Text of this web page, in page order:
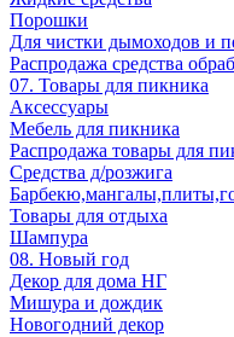
Порошки
Для чистки дымоходов и
Распродажа средства
07. Товары для пикника
Аксессуары
Мебель для пикника
Распродажа товары для
Средства д/розжига
Товары для отдыха
Шампура
08. Новый год
Декор для дома НГ
Мишура и дождик
Новогодний декор